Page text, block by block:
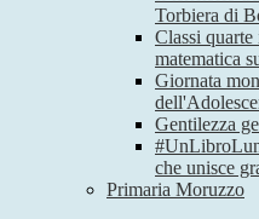
Torbiera di
Classi
matematica
Giornata
Gentilezza
che unisce
Primaria Moruzzo